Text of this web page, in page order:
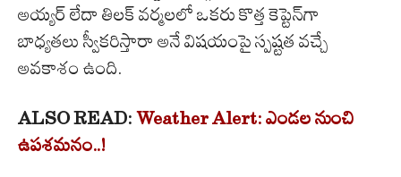
అయ్యర్ లేదా తిలక్ వర్మలలో ఒకరు కొత్త కెప్టెన్‌గా
బాధ్యతలు స్వీకరిస్తారా అనే విషయంపై స్పష్టత వచ్చే
అవకాశం ఉంది.
ALSO READ: Weather Alert: ఎండల నుంచి
ఉపశమనం..!